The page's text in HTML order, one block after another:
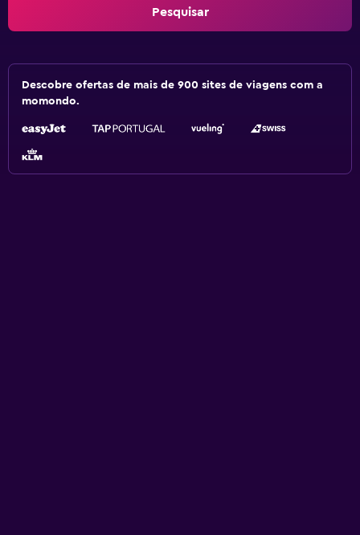
Pesquisar
Descobre ofertas de mais de 900 sites de viagens com a
momondo.